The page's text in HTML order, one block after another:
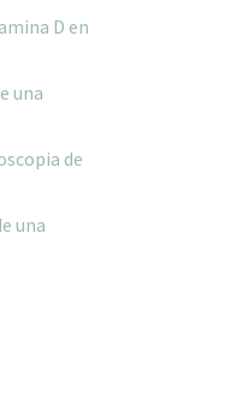
D en
una
de
una